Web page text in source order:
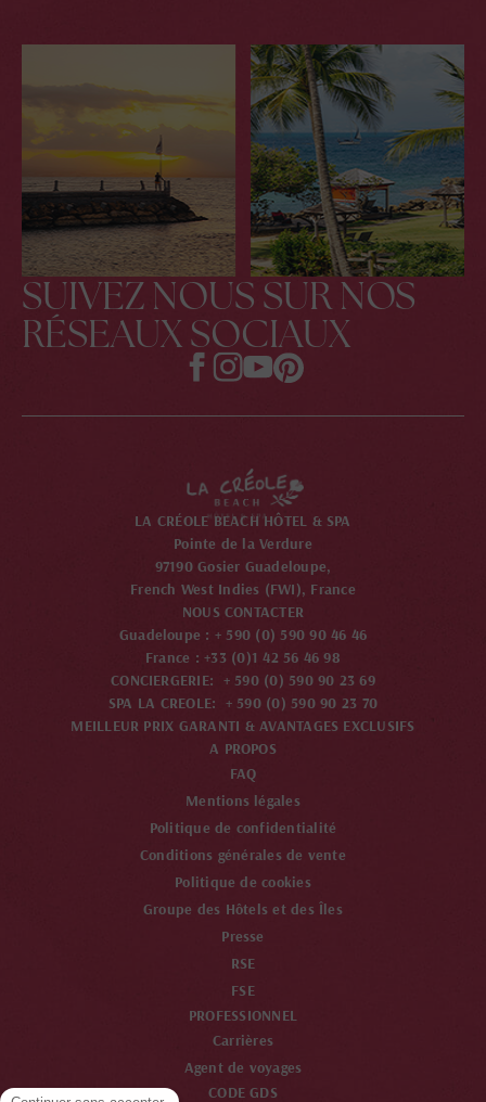
SUIVEZ NOUS SUR NOS
RÉSEAUX SOCIAUX
LA CRÉOLE BEACH HÔTEL & SPA
Pointe de la Verdure
97190 Gosier Guadeloupe,
French West Indies (FWI), France
NOUS CONTACTER
Guadeloupe : + 590 (0) 590 90 46 46
France : +33 (0)1 42 56 46 98
CONCIERGERIE: + 590 (0) 590 90 23 69
SPA LA CREOLE: + 590 (0) 590 90 23 70
MEILLEUR PRIX GARANTI & AVANTAGES EXCLUSIFS
A PROPOS
FAQ
Mentions légales
Politique de confidentialité
Conditions générales de vente
Politique de cookies
Groupe des Hôtels et des Îles
Presse
RSE
FSE
PROFESSIONNEL
Carrières
Agent de voyages
CODE GDS